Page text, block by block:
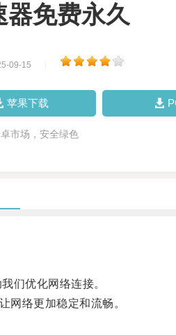
免费永久
09-15
苹果下载
市场，安全绿色
们优化网络连接。
络更加稳定和流畅。